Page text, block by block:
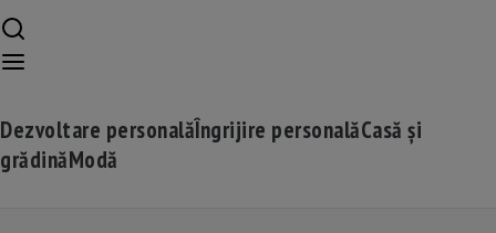
Dezvoltare personalăÎngrijire personalăCasă și
grădinăModă